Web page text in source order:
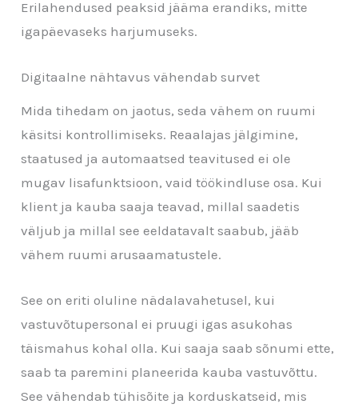
Erilahendused peaksid jääma erandiks, mitte
igapäevaseks harjumuseks.
Digitaalne nähtavus vähendab survet
Mida tihedam on jaotus, seda vähem on ruumi
käsitsi kontrollimiseks. Reaalajas jälgimine,
staatused ja automaatsed teavitused ei ole
mugav lisafunktsioon, vaid töökindluse osa. Kui
klient ja kauba saaja teavad, millal saadetis
väljub ja millal see eeldatavalt saabub, jääb
vähem ruumi arusaamatustele.
See on eriti oluline nädalavahetusel, kui
vastuvõtupersonal ei pruugi igas asukohas
täismahus kohal olla. Kui saaja saab sõnumi ette,
saab ta paremini planeerida kauba vastuvõttu.
See vähendab tühisõite ja korduskatseid, mis